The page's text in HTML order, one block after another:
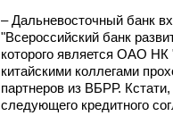
– Дальневосточный банк
"Всероссийский банк
которого является ОАО
китайскими коллегами
партнеров из ВБРР.
следующего кредитного